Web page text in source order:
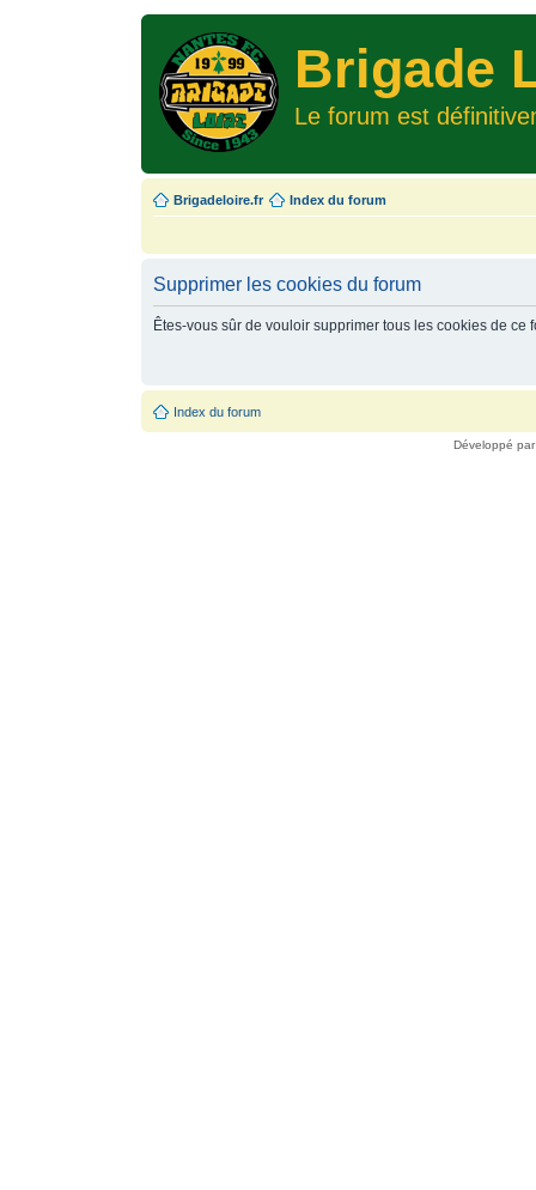
Brigade
Le forum est
Brigadeloire.fr Index du forum
Supprimer les cookies du forum
Êtes-vous sûr de vouloir supprimer tous les cookies de ce
Index du forum
Développé